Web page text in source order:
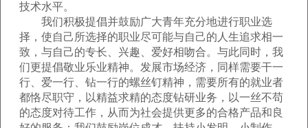
技术水平。
我们积极提倡并鼓励广大青年充分地进行职业选
择，使自己所选择的职业尽可能与自己的人生追求相一
致，与自己的专长、兴趣、爱好相吻合。与此同时，我
们更提倡敬业乐业精神。发展市场经济，同样需要干一
行、爱一行、钻一行的螺丝钉精神，需要所有的就业者
都恪尽职守，以精益求精的态度钻研业务，以一丝不苟
的态度对待工作，从而为社会提供更多的合格产品和良